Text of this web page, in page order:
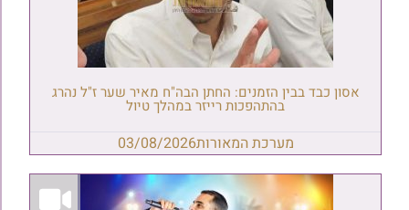
אסון כבד בבין הזמנים: החתן הבה"ח מאיר שער ז"ל נהרג
בהתהפכות רייזר במהלך טיול
מערכת המאורות03/08/2026